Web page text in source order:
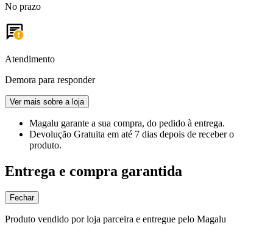
No prazo
Atendimento
Demora para responder
Ver mais sobre a loja
Magalu garante a sua compra, do pedido à entrega.
Devolução Gratuita em até 7 dias depois de receber o
produto.
Entrega e compra garantida
Fechar
Produto vendido por loja parceira e entregue pelo Magalu